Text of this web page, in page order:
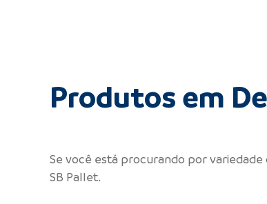
Produtos em
Se você está procurando por
SB Pallet.